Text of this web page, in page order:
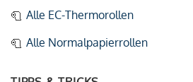
Alle EC-Thermorollen
Alle Normalpapierrollen